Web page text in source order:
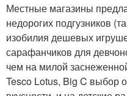
Местные магазины
недорогих подгузников
изобилия дешевых
сарафанчиков для
чем на милой
Tesco Lotus, Big C выбор